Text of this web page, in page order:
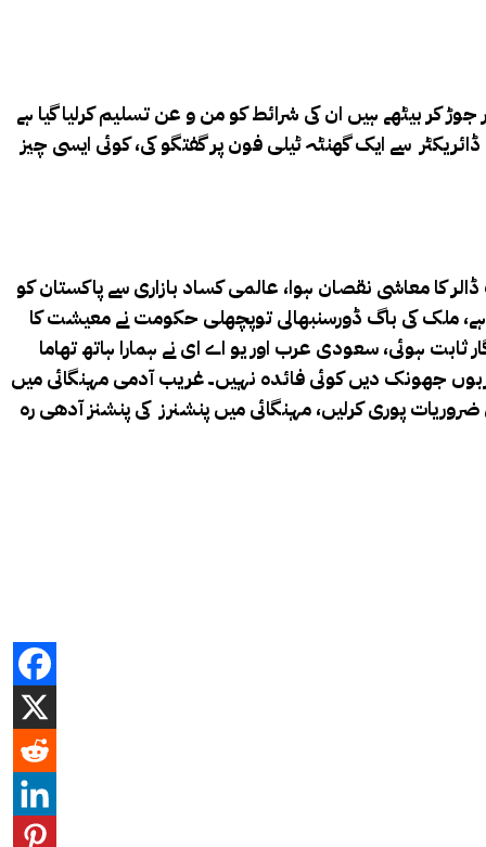
کر بیٹھے ہیں ان کی شرائط کو من و عن تسلیم کرلیا گیا ہے
سے ایک گھنٹہ ٹیلی فون پر گفتگو کی، کوئی ایسی چیز
جانی چاہیے اسی ماہ آئی ایم ایف کا نواں ریویو مکمل ہوگا،۔ سیلاب نے معیشت کو بے پناہ نقصان پہنچایا، 30 ارب ڈالر کا معاشی نقصان ہوا، عالمی کساد بازاری سے پاکستان کو
ہے، ملک کی باگ ڈورسنبھالی توپچھلی حکومت نے معیشت کا
ہوئی، سعودی عرب اور یو اے ای نے ہمارا ہاتھ تھاما
جھونک دیں کوئی فائدہ نہیں۔ غریب آدمی مہنگائی میں
پوری کرلیں، مہنگائی میں پنشنرز کی پنشنز آدھی رہ